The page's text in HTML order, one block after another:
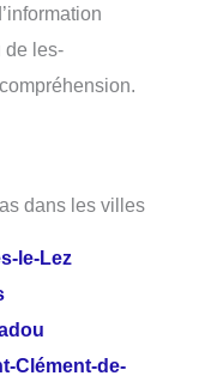
de les-
dans les villes
le-Lez
Clément-de-